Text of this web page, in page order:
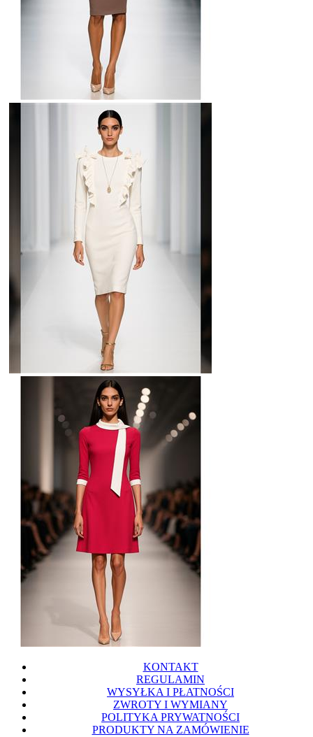
KONTAKT
REGULAMIN
WYSYŁKA I PŁATNOŚCI
ZWROTY I WYMIANY
POLITYKA PRYWATNOŚCI
PRODUKTY NA ZAMÓWIENIE